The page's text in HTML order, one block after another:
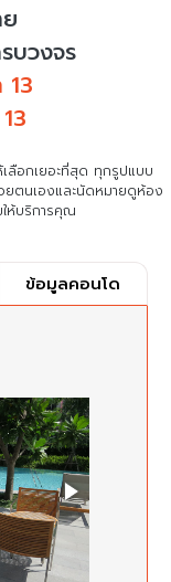
บวงจร
ลือกเยอะที่สุด ทุกรูปแบบ
ยตนเองและนัดหมายดูห้อง
ห้บริการคุณ
ข้อมูลคอนโด